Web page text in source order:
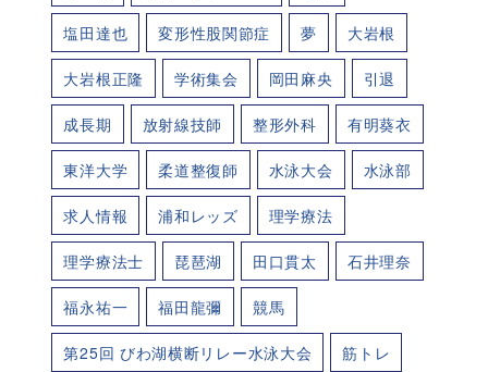
塩田達也 変形性股関節症 夢 大岩根
大岩根正隆 学術集会 岡田麻央 引退
成長期 放射線技師 整形外科 有明葵衣
東洋大学 柔道整復師 水泳大会 水泳部
求人情報 浦和レッズ 理学療法
理学療法士 琵琶湖 田口貫太 石井理奈
福永祐一 福田龍彌 競馬
第25回 びわ湖横断リレー水泳大会 筋トレ